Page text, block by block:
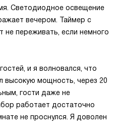
Светодиодное освещение
вечером. Таймер с
не переживать, если немного
и я волновался, что
высокую мощность, через 20
гости даже не
работает достаточно
не проснулся. Я доволен